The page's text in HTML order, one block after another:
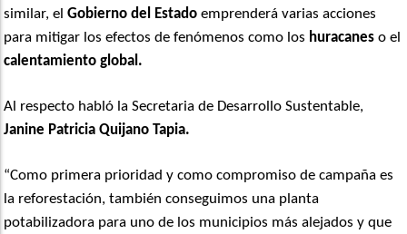
similar, elGobierno del Estado emprenderá varias acciones
para mitigar los efectos de fenómenos como los huracanes o el
calentamiento global.
Al respecto habló la Secretaria de Desarrollo Sustentable,
Janine Patricia Quijano Tapia.
“Como primera prioridad y como compromiso de campaña es
la reforestación, también conseguimos una planta
potabilizadora para uno de los municipios más alejados y que